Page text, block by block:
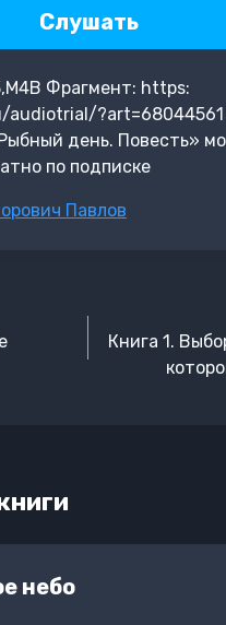
Слушать
Фрагмент: https:
audiotrial/?art=68044561
день. Повесть»
по подписке
Павлов
Книга 1.
небо